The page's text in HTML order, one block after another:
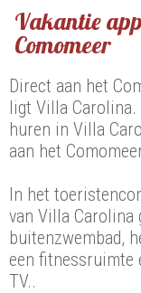
Vakantie
Comomeer
Direct aan het
ligt Villa
huren in Villa
aan het
In het
van Villa Carolina
buitenzwembad,
een fitnessruimte
TV..